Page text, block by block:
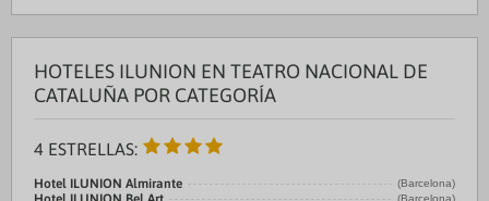
HOTELES ILUNION EN TEATRO NACIONAL DE
CATALUÑA POR CATEGORÍA
4 ESTRELLAS:
Hotel ILUNION Almirante (Barcelona)
(Barcelona)